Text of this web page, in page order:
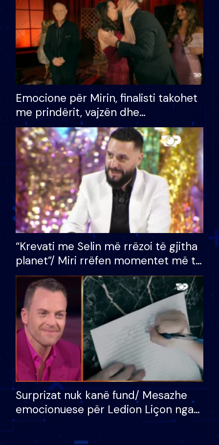
Emocione për Mirin, finalisti takohet
me prindërit, vajzën dhe
bashkëshorten: S’kemi ndonjë letër
divorci apo jo?
“Krevati me Selin më rrëzoi të gjitha
planet”/ Miri rrëfen momentet më të
bukura në shtëpinë e BB VIP: Do më
mungojë zilja e mëngjesit kur…
Surprizat nuk kanë fund/ Mesazhe
emocionuese për Ledion Liçon nga
nëna dhe fëmijët e tij, moderatori
nuk i mban dot lotët: Nuk meritoj…